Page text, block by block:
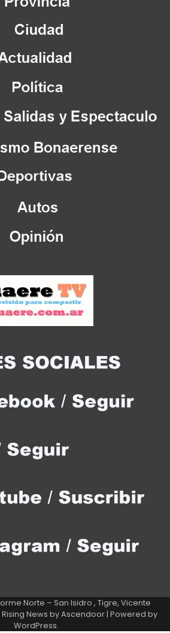
Norte – San Isidro , Tigre, Vicente
Rising News byAscendoor| Powered by
WordPress.